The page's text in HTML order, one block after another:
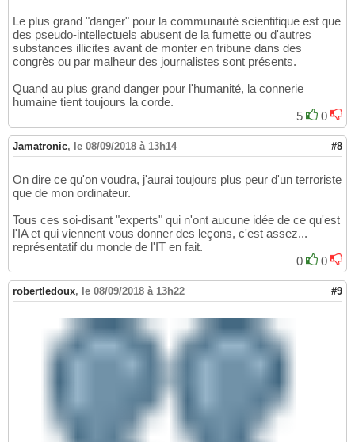
Le plus grand "danger" pour la communauté scientifique est que
des pseudo-intellectuels abusent de la fumette ou d'autres
substances illicites avant de monter en tribune dans des
congrès ou par malheur des journalistes sont présents.
Quand au plus grand danger pour l'humanité, la connerie
humaine tient toujours la corde.
5
0
Jamatronic, le 08/09/2018 à 13h14 #8
On dire ce qu'on voudra, j'aurai toujours plus peur d'un terroriste
que de mon ordinateur.
Tous ces soi-disant "experts" qui n'ont aucune idée de ce qu'est
l'IA et qui viennent vous donner des leçons, c'est assez...
représentatif du monde de l'IT en fait.
0
0
robertledoux, le 08/09/2018 à 13h22 #9